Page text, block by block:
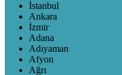
İstanbul
Ankara
İzmir
Adana
Adıyaman
Afyon
Ağrı